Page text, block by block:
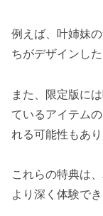
例えば、叶姉妹
ちがデザインし
また、限定版に
ているアイテム
れる可能性もあり
これらの特典は
より深く体験で